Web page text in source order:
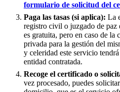
formulario de solicitud del
Paga las tasas (si aplica): La
registro civil o juzgado de
es gratuita, pero en caso de la
privada para la gestión del
y celeridad este servicio
entidad contratada.
Recoge el certificado o
vez procesado, puedes